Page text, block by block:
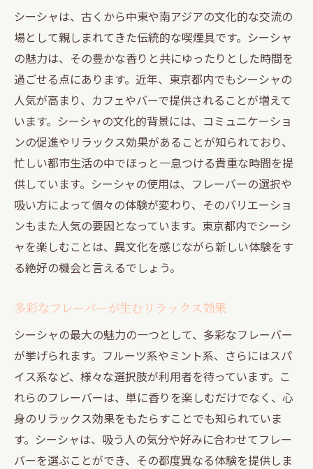
隠れ家スポットの魅力と探し方
静かな環境でのシーシャ体験
都会の喧騒から離れたリラックス空間
シーシャとお酒で心も体もリフレッシュ
プライベート感を重視した空間設計
シーシャとお酒を楽しむ大人の時間
東京都内でシーシャとお酒の特別な夜を楽しむ
方法
ナイトライフとシーシャの関係
シーシャバーの選び方と楽しみ方
特別な夜にぴったりのカクテル提案
音楽とインテリアで演出する雰囲気
シーシャとお酒で彩る特別な夜の過ごし方
シーシャとお酒が作る特別なひととき東京都の
魅力
東京都で味わうシーシャの新しいスタイル
文化と歴史が交錯するシーシャの世界
シーシャとお酒が生む心地よい時間
訪れるべき東京都内のシーシャスポット
シーシャは、古くから中東や南アジアの文化的な交流の
場として親しまれてきた伝統的な喫煙具です。シーシャ
の魅力は、その豊かな香りと共にゆったりとした時間を
過ごせる点にあります。近年、東京都内でもシーシャの
人気が高まり、カフェやバーで提供されることが増えて
います。シーシャの文化的背景には、コミュニケーショ
ンの促進やリラックス効果があることが知られており、
忙しい都市生活の中でほっと一息つける貴重な時間を提
供しています。シーシャの使用は、フレーバーの選択や
吸い方によって個々の体験が変わり、そのバリエーショ
ンもまた人気の要因となっています。東京都内でシーシ
ャを楽しむことは、異文化を感じながら新しい体験をす
る絶好の機会と言えるでしょう。
多彩なフレーバーが生むリラックス効果
シーシャの最大の魅力の一つとして、多彩なフレーバー
が挙げられます。フルーツ系やミント系、さらにはスパ
イス系など、様々な選択肢が利用者を待っています。こ
れらのフレーバーは、単に香りを楽しむだけでなく、心
身のリラックス効果をもたらすことでも知られていま
す。シーシャは、吸う人の気分や好みに合わせてフレー
バーを選ぶことができ、その都度異なる体験を提供しま